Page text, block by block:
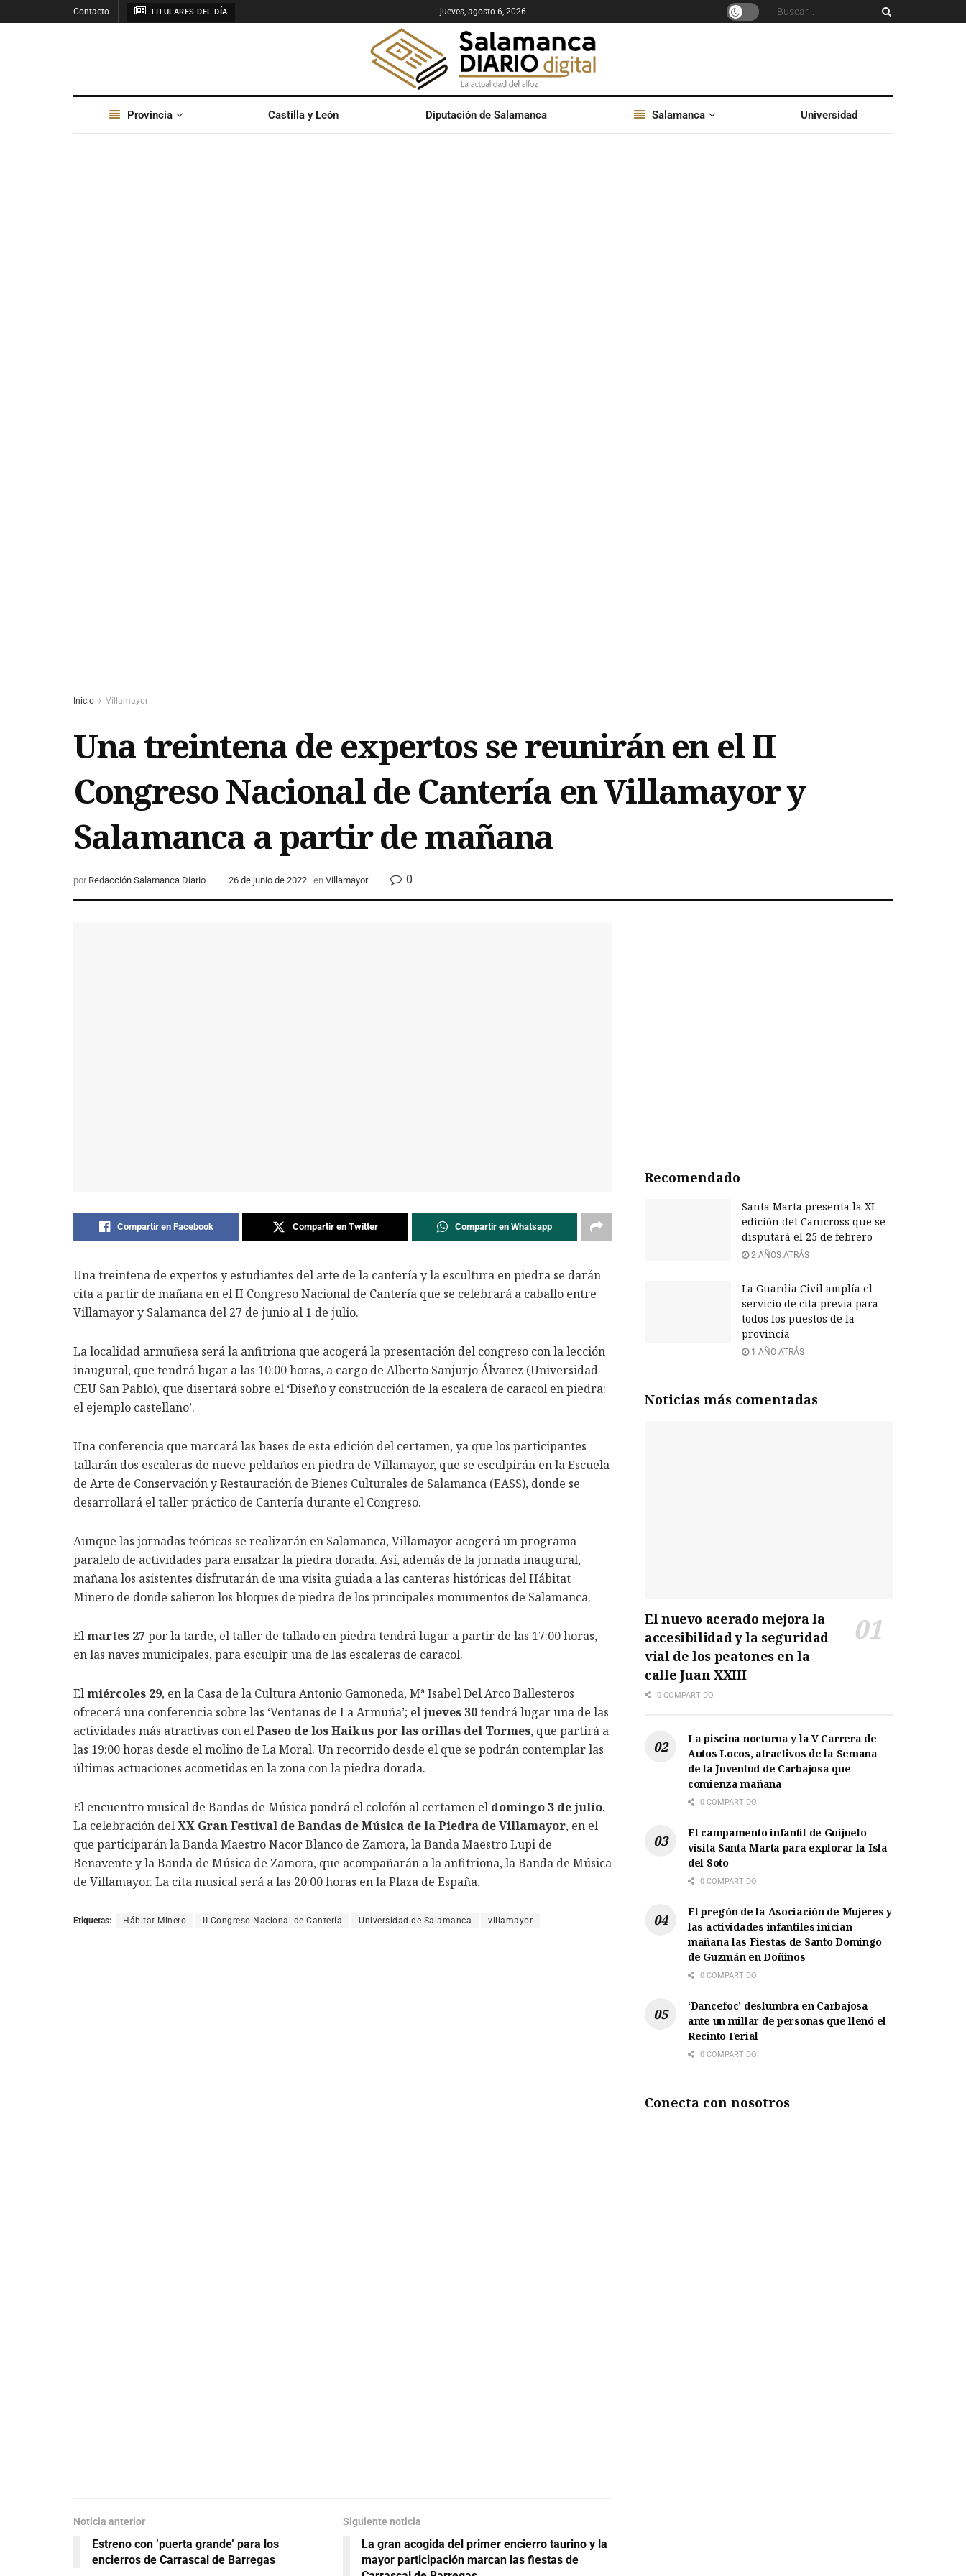
Contacto TITULARES DEL DÍA jueves, agosto 6, 2026
Provincia Castilla y León Diputación de Salamanca Salamanca Universidad
Inicio Villamayor
Una treintena de expertos se reunirán en el II
Congreso Nacional de Cantería en Villamayor y
Salamanca a partir de mañana
por Redacción Salamanca Diario 26 de junio de 2022 en Villamayor 0
Compartir en Facebook Compartir en Twitter Compartir en Whatsapp
Una treintena de expertos y estudiantes del arte de la cantería y la escultura en piedra se darán
cita a partir de mañana en el II Congreso Nacional de Cantería que se celebrará a caballo entre
Villamayor y Salamanca del 27 de junio al 1 de julio.
La localidad armuñesa será la anfitriona que acogerá la presentación del congreso con la lección
inaugural, que tendrá lugar a las 10:00 horas, a cargo de Alberto Sanjurjo Álvarez (Universidad
CEU San Pablo), que disertará sobre el ‘Diseño y construcción de la escalera de caracol en piedra:
el ejemplo castellano’.
Una conferencia que marcará las bases de esta edición del certamen, ya que los participantes
tallarán dos escaleras de nueve peldaños en piedra de Villamayor, que se esculpirán en la Escuela
de Arte de Conservación y Restauración de Bienes Culturales de Salamanca (EASS), donde se
desarrollará el taller práctico de Cantería durante el Congreso.
Aunque las jornadas teóricas se realizarán en Salamanca, Villamayor acogerá un programa
paralelo de actividades para ensalzar la piedra dorada. Así, además de la jornada inaugural,
mañana los asistentes disfrutarán de una visita guiada a las canteras históricas del Hábitat
Minero de donde salieron los bloques de piedra de los principales monumentos de Salamanca.
Elmartes 27 por la tarde, el taller de tallado en piedra tendrá lugar a partir de las 17:00 horas,
en las naves municipales, para esculpir una de las escaleras de caracol.
Elmiércoles 29, en la Casa de la Cultura Antonio Gamoneda, Mª Isabel Del Arco Ballesteros
ofrecerá una conferencia sobre las ‘Ventanas de La Armuña’; eljueves 30tendrá lugar una de las
actividades más atractivas con elPaseo de los Haikus por las orillas del Tormes, que partirá a
las 19:00 horas desde el molino de La Moral. Un recorrido desde el que se podrán contemplar las
últimas actuaciones acometidas en la zona con la piedra dorada.
El encuentro musical de Bandas de Música pondrá el colofón al certamen el domingo 3 de julio.
La celebración delXX Gran Festival de Bandas de Música de la Piedra de Villamayor, en el
que participarán la Banda Maestro Nacor Blanco de Zamora, la Banda Maestro Lupi de
Benavente y la Banda de Música de Zamora, que acompañarán a la anfitriona, la Banda de Música
de Villamayor. La cita musical será a las 20:00 horas en la Plaza de España.
Etiquetas: Hábitat Minero II Congreso Nacional de Cantería Universidad de Salamanca villamayor
Noticia anterior
Estreno con ‘puerta grande’ para los
encierros de Carrascal de Barregas
Siguiente noticia
La gran acogida del primer encierro taurino y la
mayor participación marcan las fiestas de
Recomendado
Santa Marta presenta la XI
edición del Canicross que se
disputará el 25 de febrero
2 AÑOS ATRÁS
La Guardia Civil amplía el
servicio de cita previa para
todos los puestos de la
provincia
1 AÑO ATRÁS
Noticias más comentadas
El nuevo acerado mejora la
accesibilidad y la seguridad
vial de los peatones en la
calle Juan XXIII
0 COMPARTIDO
La piscina nocturna y la V Carrera de
Autos Locos, atractivos de la Semana
de la Juventud de Carbajosa que
comienza mañana
0 COMPARTIDO
El campamento infantil de Guijuelo
visita Santa Marta para explorar la Isla
del Soto
0 COMPARTIDO
El pregón de la Asociación de Mujeres y
las actividades infantiles inician
mañana las Fiestas de Santo Domingo
de Guzmán en Doñinos
0 COMPARTIDO
‘Dancefoc’ deslumbra en Carbajosa
ante un millar de personas que llenó el
Recinto Ferial
0 COMPARTIDO
Conecta con nosotros